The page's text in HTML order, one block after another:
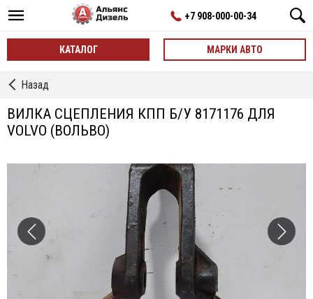
+7 908-000-00-34
КАТАЛОГ МАРКИ АВТО
←
КПП
(внутренние)
Назад
ВИЛКА СЦЕПЛЕНИЯ КПП Б/У 8171176 ДЛЯ
VOLVO (ВОЛЬВО)